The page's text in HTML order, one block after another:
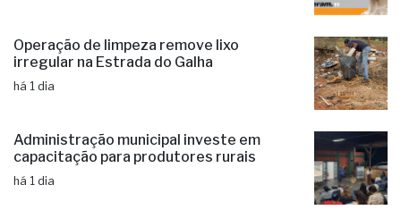
Operação de limpeza remove lixo
irregular na Estrada do Galha
há 1 dia
Administração municipal investe em
capacitação para produtores rurais
há 1 dia